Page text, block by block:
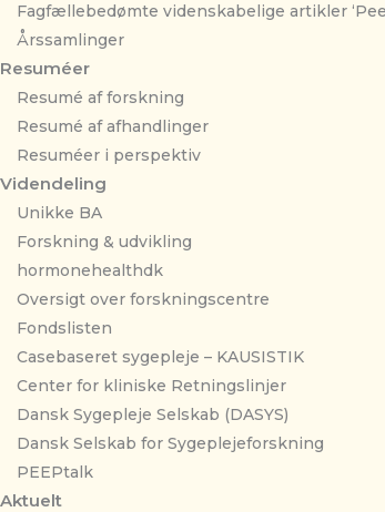
Fagfællebedømte videnskabelige artikler
Årssamlinger
Resuméer
Resumé af forskning
Resumé af afhandlinger
Resuméer i perspektiv
Videndeling
Unikke BA
Forskning & udvikling
hormonehealthdk
Oversigt over forskningscentre
Fondslisten
Casebaseret sygepleje – KAUSISTIK
Center for kliniske Retningslinjer
Dansk Sygepleje Selskab (DASYS)
Dansk Selskab for Sygeplejeforskning
PEEPtalk
Aktuelt